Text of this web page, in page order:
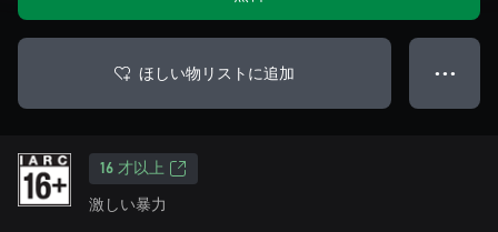
ほしい物リストに追加 ● ● ●
16 才以上
激しい暴力